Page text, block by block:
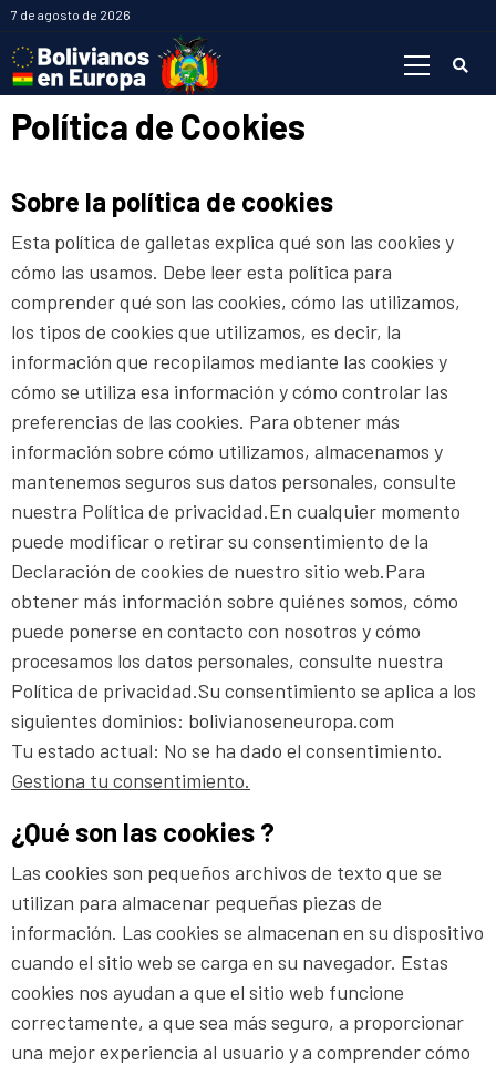
Saltar
contenido
7 de agosto de 2026
Política de Cookies
Sobre la política de cookies
Esta política de galletas explica qué son las cookies y
cómo las usamos. Debe leer esta política para
comprender qué son las cookies, cómo las utilizamos,
los tipos de cookies que utilizamos, es decir, la
información que recopilamos mediante las cookies y
cómo se utiliza esa información y cómo controlar las
preferencias de las cookies. Para obtener más
información sobre cómo utilizamos, almacenamos y
mantenemos seguros sus datos personales, consulte
nuestra Política de privacidad.En cualquier momento
puede modificar o retirar su consentimiento de la
Declaración de cookies de nuestro sitio web.Para
obtener más información sobre quiénes somos, cómo
puede ponerse en contacto con nosotros y cómo
procesamos los datos personales, consulte nuestra
Política de privacidad.Su consentimiento se aplica a los
siguientes dominios: bolivianoseneuropa.com
Tu estado actual: No se ha dado el consentimiento.
Gestiona tu consentimiento.
¿Qué son las cookies ?
Las cookies son pequeños archivos de texto que se
utilizan para almacenar pequeñas piezas de
información. Las cookies se almacenan en su dispositivo
cuando el sitio web se carga en su navegador. Estas
cookies nos ayudan a que el sitio web funcione
correctamente, a que sea más seguro, a proporcionar
una mejor experiencia al usuario y a comprender cómo